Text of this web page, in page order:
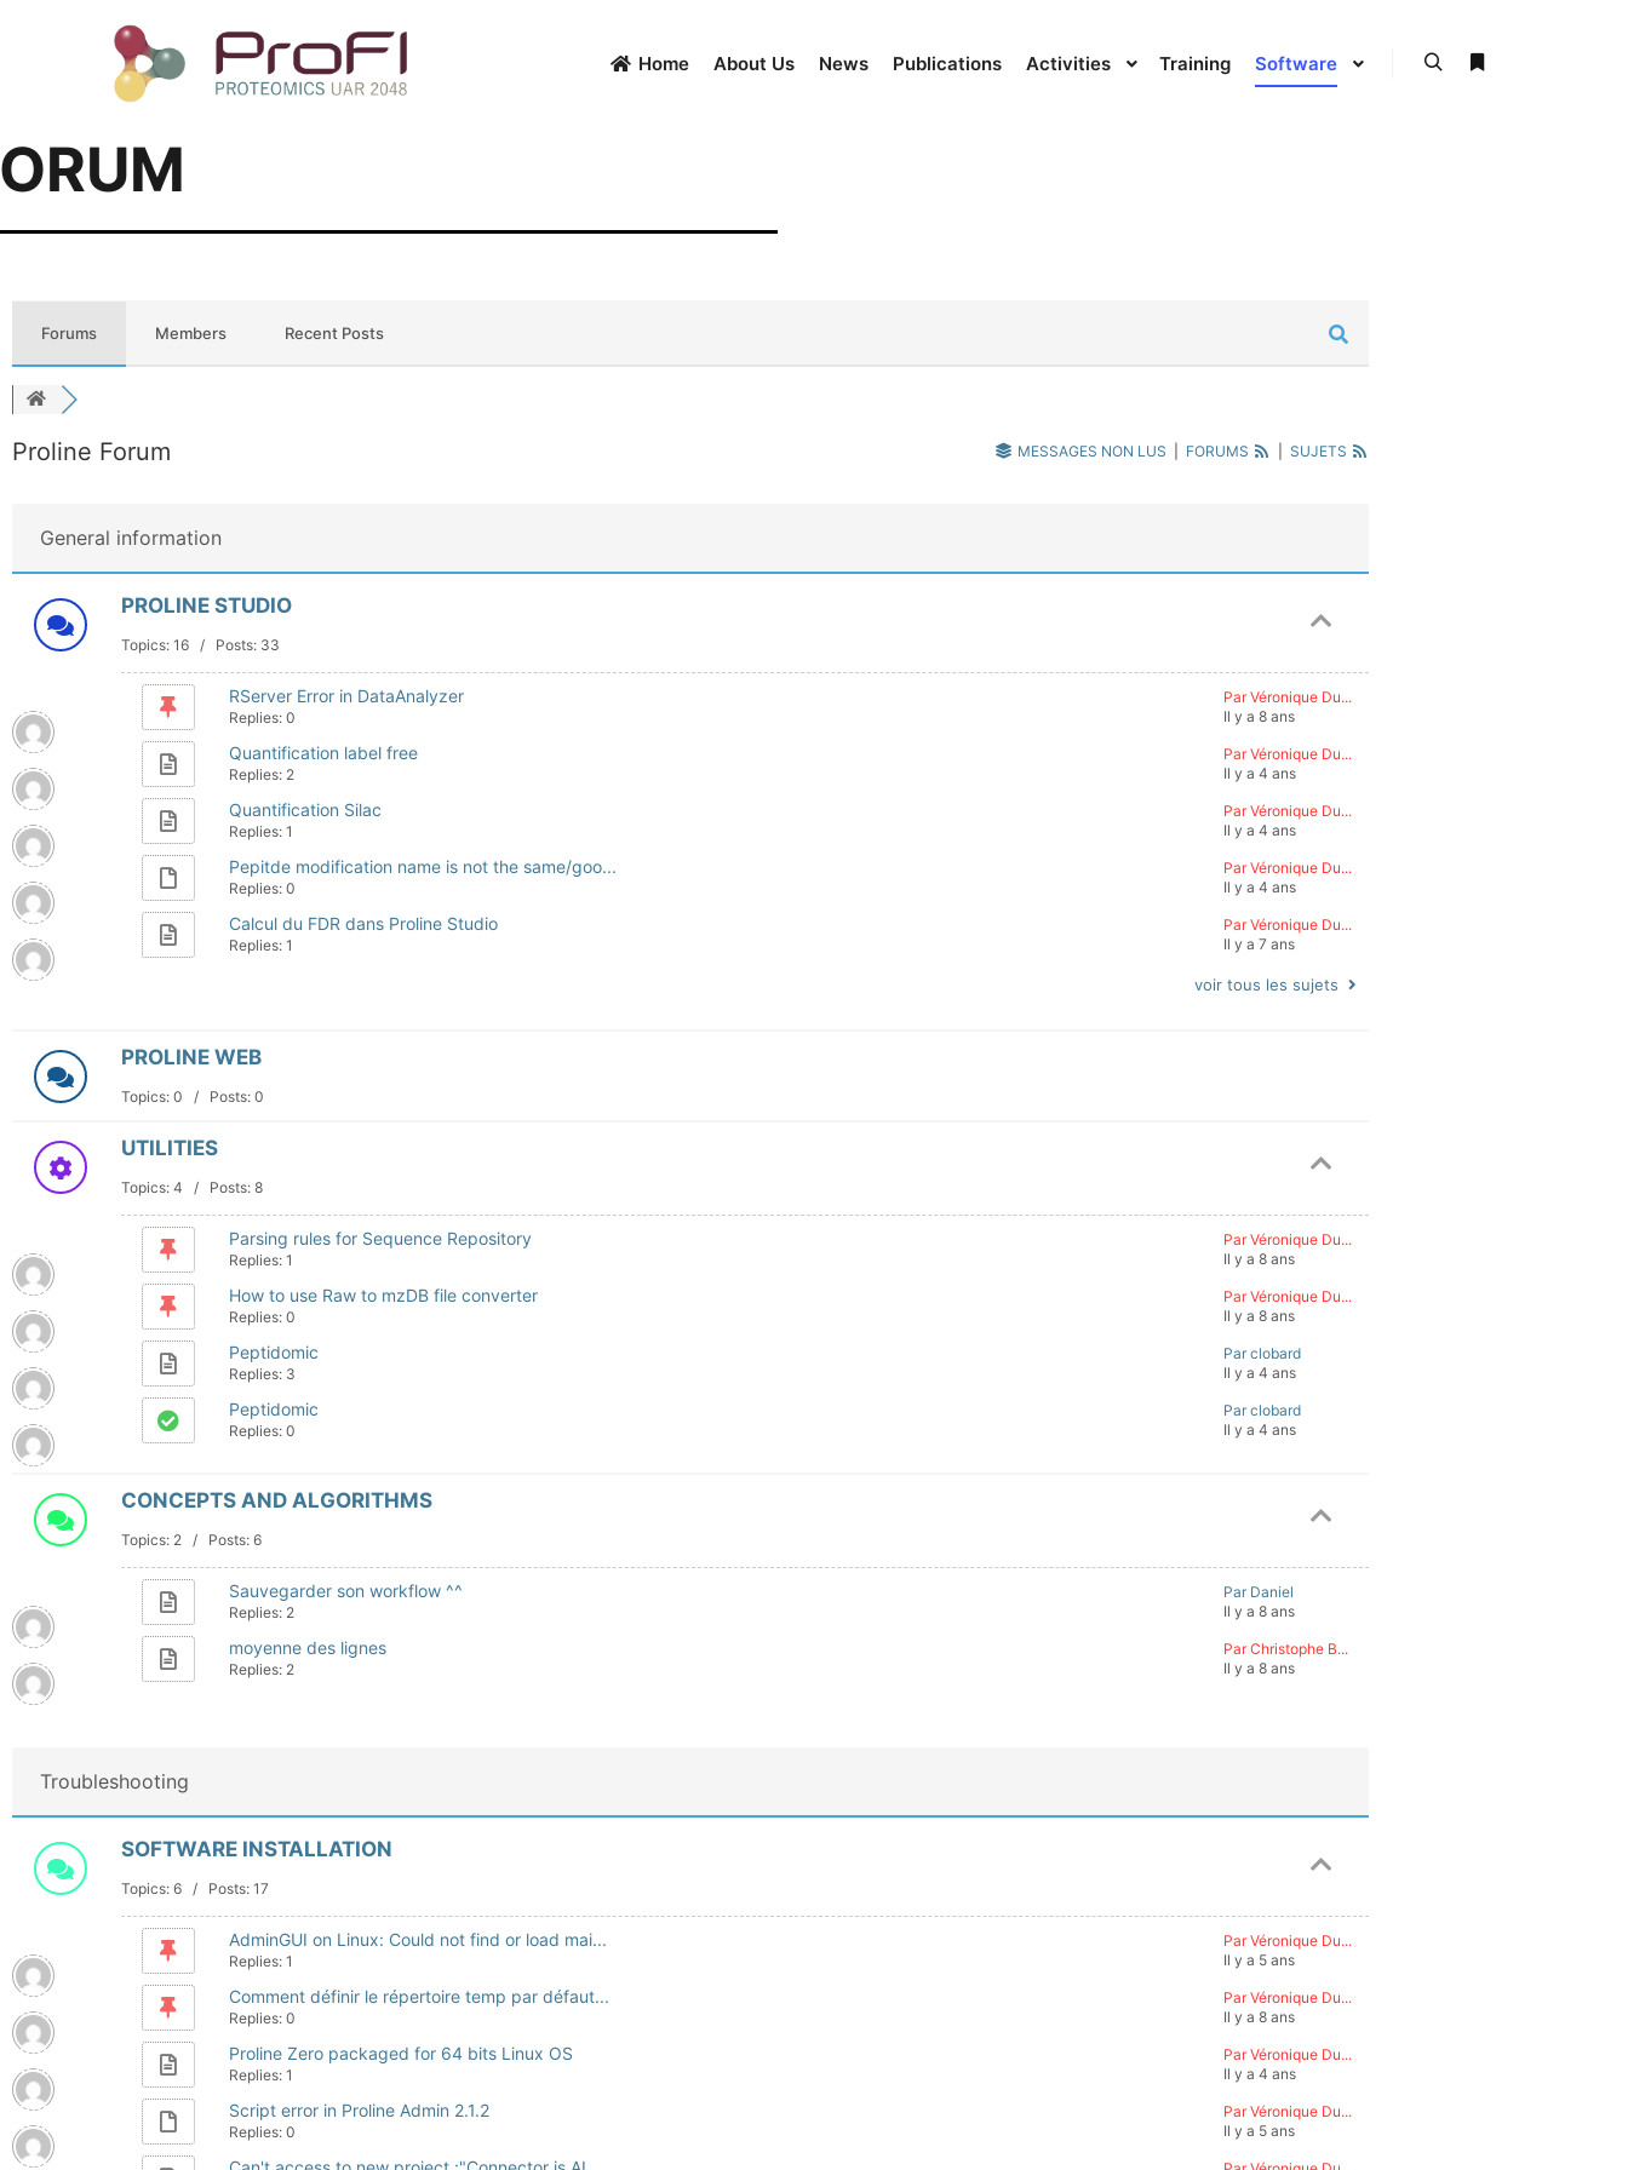
Home About Us News Publications Activities Training Software
Forums Members Recent Posts
Proline Forum MESSAGES NON LUS FORUMS SUJETS
General information
PROLINE STUDIO
Topics: 16 / Posts: 33
RServer Error in DataAnalyzer
Replies: 0
Par Véronique Du...
Il y a 8 ans
Quantification label free
Replies: 2
Par Véronique Du...
Il y a 4 ans
Quantification Silac
Replies: 1
Par Véronique Du...
Il y a 4 ans
Pepitde modification name is not the same/goo...
Replies: 0
Par Véronique Du...
Il y a 4 ans
Calcul du FDR dans Proline Studio
Replies: 1
Par Véronique Du...
Il y a 7 ans
voir tous les sujets
PROLINE WEB
Topics: 0 / Posts: 0
UTILITIES
Topics: 4 / Posts: 8
Parsing rules for Sequence Repository
Replies: 1
Par Véronique Du...
Il y a 8 ans
How to use Raw to mzDB file converter
Replies: 0
Par Véronique Du...
Il y a 8 ans
Peptidomic
Replies: 3
Par clobard
Il y a 4 ans
Peptidomic
Replies: 0
Par clobard
Il y a 4 ans
CONCEPTS AND ALGORITHMS
Topics: 2 / Posts: 6
Sauvegarder son workflow ^^
Replies: 2
Par Daniel
Il y a 8 ans
moyenne des lignes
Replies: 2
Par Christophe B...
Il y a 8 ans
Troubleshooting
SOFTWARE INSTALLATION
Topics: 6 / Posts: 17
AdminGUI on Linux: Could not find or load mai...
Replies: 1
Par Véronique Du...
Il y a 5 ans
Comment définir le répertoire temp par défaut...
Replies: 0
Par Véronique Du...
Il y a 8 ans
Proline Zero packaged for 64 bits Linux OS
Replies: 1
Par Véronique Du...
Il y a 4 ans
Script error in Proline Admin 2.1.2
Replies: 0
Par Véronique Du...
Il y a 5 ans